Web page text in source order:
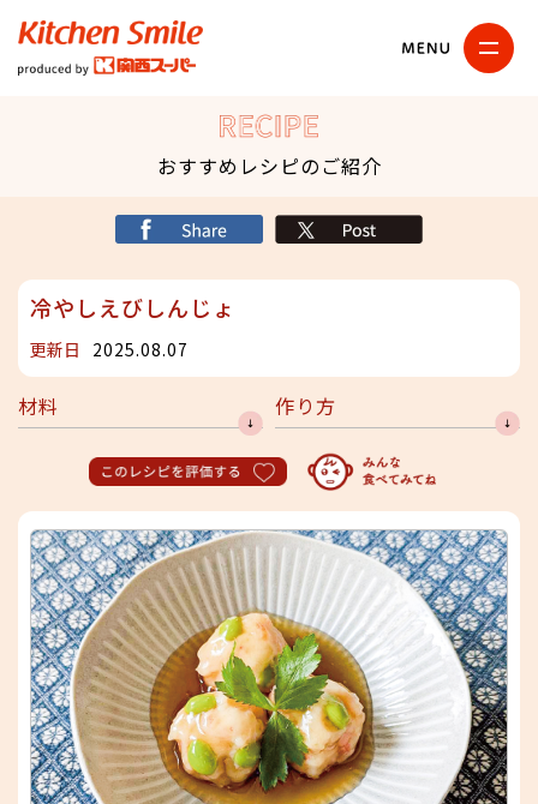
キッチンスマイル
おすすめレシピのご紹介
冷やしえびしんじょ
更新日 2025.08.07
材料 作り方